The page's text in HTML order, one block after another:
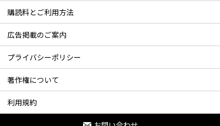
購読料とご利用方法
広告掲載のご案内
プライバシーポリシー
著作権について
利用規約